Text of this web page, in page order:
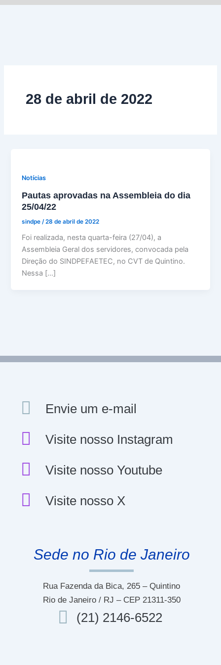
Ir
28 de abril de 2022
Notícias
Pautas aprovadas na Assembleia do dia
25/04/22
sindpe /28 de abril de 2022
Foi realizada, nesta quarta-feira (27/04), a
Assembleia Geral dos servidores, convocada pela
Direção do SINDPEFAETEC, no CVT de Quintino.
Nessa […]
Envie um e-mail
Visite nosso Instagram
Visite nosso Youtube
Visite nosso X
Sede no Rio de Janeiro
Rua Fazenda da Bica, 265 – Quintino
Rio de Janeiro / RJ – CEP 21311-350
(21) 2146-6522